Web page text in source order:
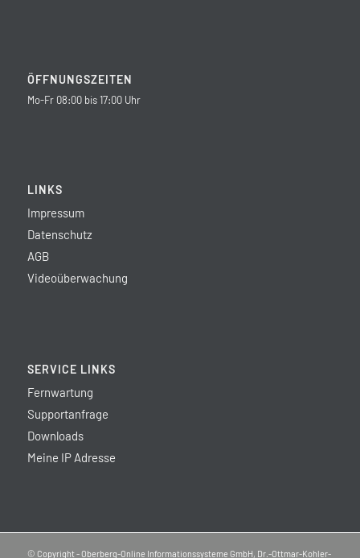
ÖFFNUNGSZEITEN
Mo-Fr 08:00 bis 17:00 Uhr
LINKS
Impressum
Datenschutz
AGB
Videoüberwachung
SERVICE LINKS
Fernwartung
Supportanfrage
Downloads
Meine IP Adresse
© Copyright - Oberberg-Online Informationssysteme GmbH, Dr.-Ottmar-Kohler-